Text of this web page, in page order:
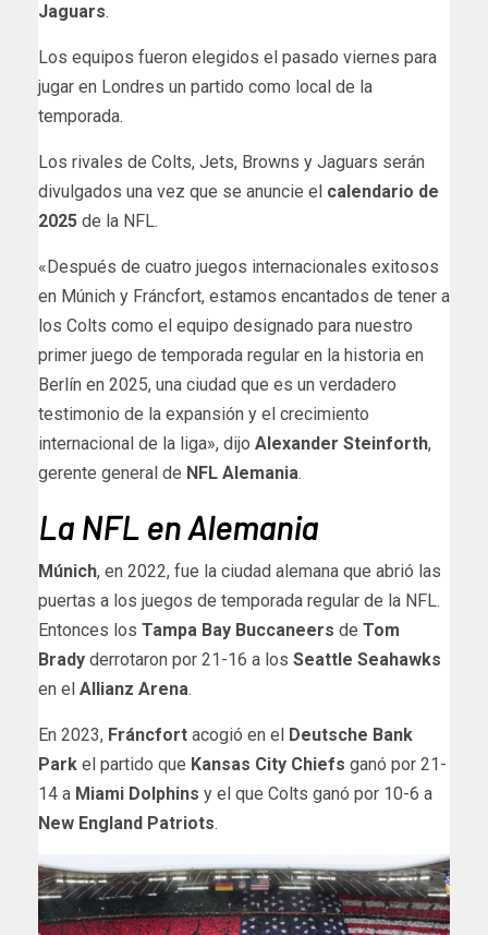
Jaguars.
Los equipos fueron elegidos el pasado viernes para
jugar en Londres un partido como local de la
temporada.
Los rivales de Colts, Jets, Browns y Jaguars serán
divulgados una vez que se anuncie el calendario de
2025 de la NFL.
«Después de cuatro juegos internacionales exitosos
en Múnich y Fráncfort, estamos encantados de tener a
los Colts como el equipo designado para nuestro
primer juego de temporada regular en la historia en
Berlín en 2025, una ciudad que es un verdadero
testimonio de la expansión y el crecimiento
internacional de la liga», dijo Alexander Steinforth,
gerente general de NFL Alemania.
La NFL en Alemania
Múnich, en 2022, fue la ciudad alemana que abrió las
puertas a los juegos de temporada regular de la NFL.
Entonces los Tampa Bay Buccaneers de Tom
Brady derrotaron por 21-16 a los Seattle Seahawks
en el Allianz Arena.
En 2023, Fráncfort acogió en el
Deutsche Bank
Park el partido que Kansas City Chiefs ganó por 21-
14 a Miami Dolphins y el que Colts ganó por 10-6 a
New England Patriots.